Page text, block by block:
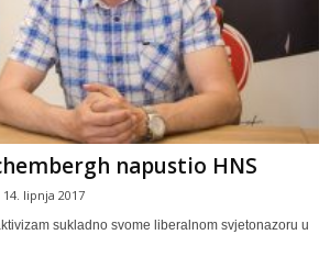
napustio HNS
14. lipnja 2017
sukladno svome liberalnom svjetonazoru u